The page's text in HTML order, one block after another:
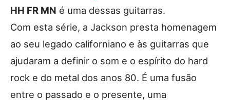
HH FR MN é uma dessas guitarras.
Com esta série, a Jackson presta homenagem
ao seu legado californiano e às guitarras que
ajudaram a definir o som e o espírito do hard
rock e do metal dos anos 80. É uma fusão
entre o passado e o presente, uma